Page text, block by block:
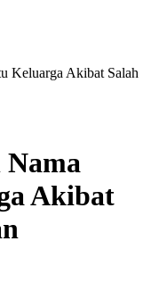
Keluarga Akibat Salah
Akibat